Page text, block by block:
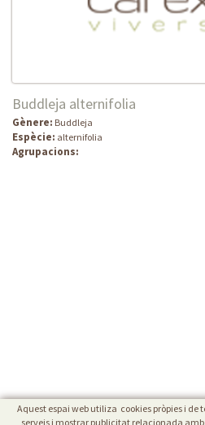
Buddleja alternifolia
Gènere: Buddleja
Espècie: alternifolia
Agrupacions:
Aquest espai web utiliza cookies pròpies i de
serveis i mostrar publicitat relacionada